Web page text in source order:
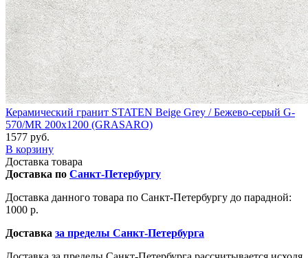
Керамический гранит STATEN Beige Grey / Бежево-серый G-
570/MR 200x1200 (GRASARO)
1577 руб.
В корзину
Доставка товара
Доставка по Санкт-Петербургу
Доставка данного товара по Санкт-Петербургу до парадной:
1000 р.
Доставка за пределы Санкт-Петербурга